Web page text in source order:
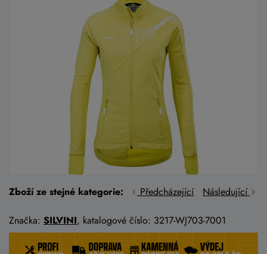
Zboží ze stejné kategorie: Předcházející Následující
Značka: SILVINI, katalogové číslo: 3217-WJ703-7001